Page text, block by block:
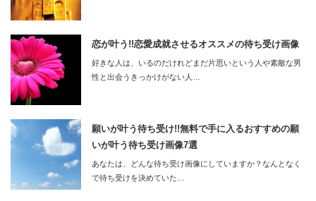
恋が叶う!!恋愛成就させるオススメの待ち受け画像
好きな人は、いるのだけれどまだ片思いという人や素敵な男
性と出会うきっかけがない人…
願いが叶う待ち受け!!無料で手に入るおすすめの願
いが叶う待ち受け画像7選
あなたは、どんな待ち受け画像にしていますか？なんとなく
で待ち受けを決めていた…